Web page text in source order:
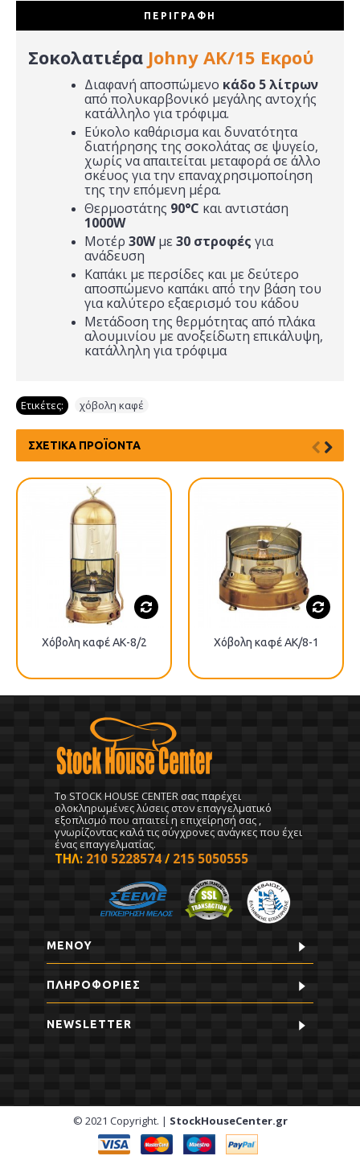
ΠΕΡΙΓΡΑΦΉ
Σοκολατιέρα Johny AK/15 Εκρού
Διαφανή αποσπώμενο κάδο 5 λίτρων
από πολυκαρβονικό μεγάλης αντοχής
κατάλληλο για τρόφιμα.
Eύκολο καθάρισμα και δυνατότητα
διατήρησης της σοκολάτας σε ψυγείο,
χωρίς να απαιτείται μεταφορά σε άλλο
σκέυος για την επαναχρησιμοποίηση
της την επόμενη μέρα.
Θερμοστάτης 90°C και αντιστάση
1000W
Μοτέρ 30Wμε30 στροφές για
ανάδευση
Καπάκι με περσίδες και με δεύτερο
αποσπώμενο καπάκι από την βάση του
για καλύτερο εξαερισμό του κάδου
Μετάδοση της θερμότητας από πλάκα
αλουμινίου με ανοξείδωτη επικάλυψη,
κατάλληλη για τρόφιμα
Ετικέτες: χόβολη καφέ
ΣΧΕΤΙΚΆ ΠΡΟΪΌΝΤΑ
Χόβολη καφέ ΑΚ-8/2 Χόβολη καφέ ΑΚ/8-1
To STOCK HOUSE CENTER σας παρέχει
ολοκληρωμένες λύσεις στον επαγγελματικό
εξοπλισμό που απαιτεί η επιχείρησή σας ,
γνωρίζοντας καλά τις σύγχρονες ανάγκες που έχει
ένας επαγγελματίας.
ΤΗΛ: 210 5228574 / 215 5050555
ΜΕΝΟΥ
ΠΛΗΡΟΦΟΡΊΕΣ
NEWSLETTER
© 2021 Copyright. | StockHouseCenter.gr